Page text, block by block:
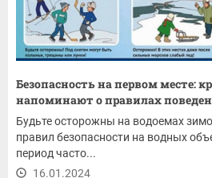
Безопасность на первом месте:
напоминают о правилах
Будьте осторожны на водоемах
правил безопасности на водных
период часто...
16.01.2024